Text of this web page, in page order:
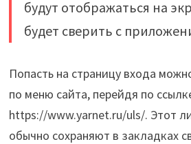
будут отображаться на
будет сверить с
Попасть на страницу входа
по меню сайта, перейдя по
https://www.yarnet.ru/uls/. Этот
обычно сохраняют в закладках